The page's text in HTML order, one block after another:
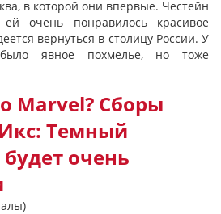
в которой они впервые. Честейн
очень понравилось красивое
вернуться в столицу России. У
явное похмелье, но тоже
Marvel? Сборы
Темный
очень